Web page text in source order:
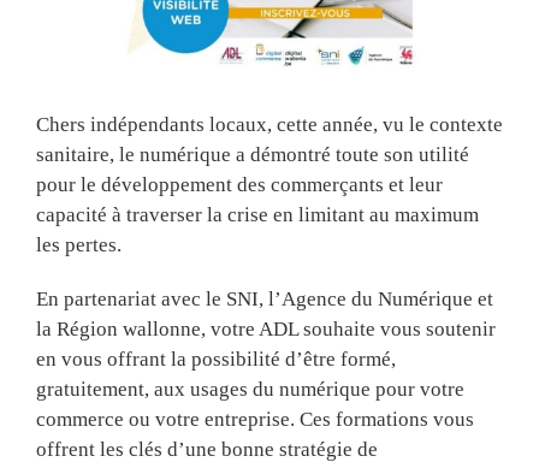
Chers indépendants locaux, cette année, vu le contexte
sanitaire, le numérique a démontré toute son utilité
pour le développement des commerçants et leur
capacité à traverser la crise en limitant au maximum
les pertes.
En partenariat avec le SNI, l’Agence du Numérique et
la Région wallonne, votre ADL souhaite vous soutenir
en vous offrant la possibilité d’être formé,
gratuitement, aux usages du numérique pour votre
commerce ou votre entreprise. Ces formations vous
offrent les clés d’une bonne stratégie de